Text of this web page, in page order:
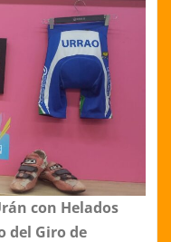
con Helados
del Giro de